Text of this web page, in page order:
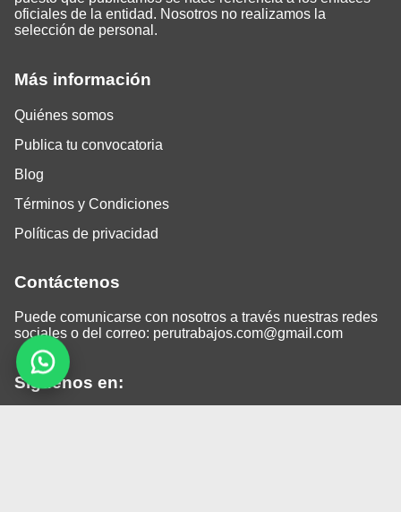
Más información
Quiénes somos
Publica tu convocatoria
Blog
Términos y Condiciones
Políticas de privacidad
Contáctenos
Puede comunicarse con nosotros a través nuestras redes
sociales o del correo: perutrabajos.com@gmail.com
Siguenos en:
oficiales de la entidad. Nosotros no realizamos la
selección de personal.